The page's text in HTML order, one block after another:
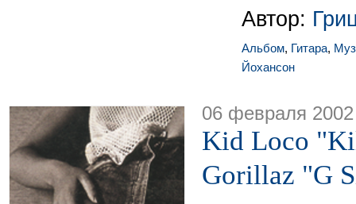
Автор:
Альбом, Гитара,
Йохансон
06 февраля 2002
Kid Loco
Gorillaz "G